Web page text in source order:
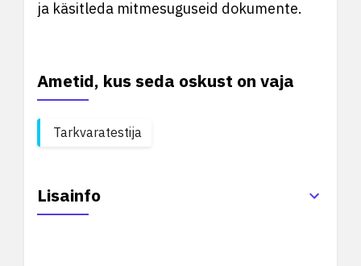
ja käsitleda mitmesuguseid dokumente.
Ametid, kus seda oskust on vaja
Tarkvaratestija
Lisainfo